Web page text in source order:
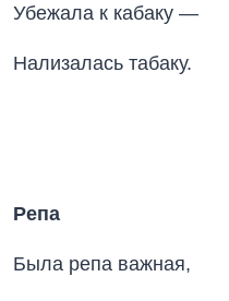
Убежала к кабаку —
Нализалась табаку.
Репа
Была репа важная,